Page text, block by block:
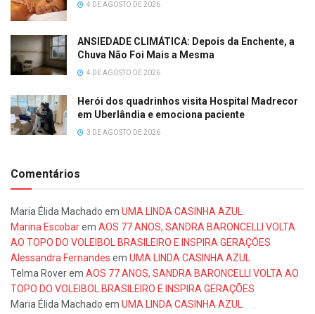
4 DE AGOSTO DE 2026
ANSIEDADE CLIMÁTICA: Depois da Enchente, a
Chuva Não Foi Mais a Mesma
4 DE AGOSTO DE 2026
Herói dos quadrinhos visita Hospital Madrecor
em Uberlândia e emociona paciente
3 DE AGOSTO DE 2026
Comentários
Maria Élida Machado em UMA LINDA CASINHA AZUL
Marina Escobarem AOS 77 ANOS, SANDRA BARONCELLI VOLTA
AO TOPO DO VOLEIBOL BRASILEIRO E INSPIRA GERAÇÕES
Alessandra Fernandes em UMA LINDA CASINHA AZUL
Telma Roverem AOS 77 ANOS, SANDRA BARONCELLI VOLTA AO
TOPO DO VOLEIBOL BRASILEIRO E INSPIRA GERAÇÕES
Maria Élida Machado em UMA LINDA CASINHA AZUL